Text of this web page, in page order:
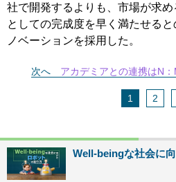
社で開発するよりも、市場が求
としての完成度を早く満たせる
ノベーションを採用した。
次へ アカデミアとの連携はN
1 2
Well-beingな社会に